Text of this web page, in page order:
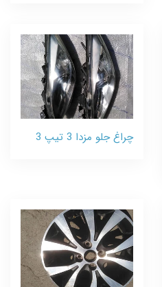
چراغ جلو مزدا 3 تیپ 3